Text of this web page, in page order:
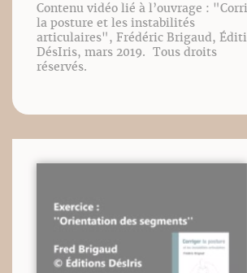
Contenu vidéo lié à l’ouvrage :
la posture et les instabilités
articulaires", Frédéric Brigaud,
DésIris, mars 2019. Tous droits
réservés.